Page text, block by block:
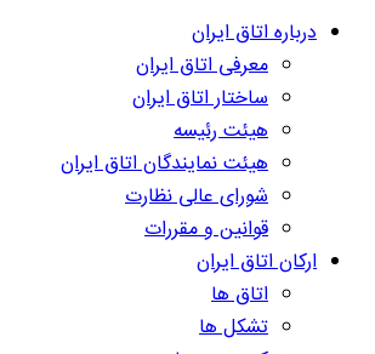
درباره اتاق ایران
معرفی اتاق ایران
ساختار اتاق ایران
هیئت رئیسه
هیئت نمایندگان اتاق ایران
شورای عالی نظارت
قوانین و مقررات
ارکان اتاق ایران
اتاق ها
تشکل ها